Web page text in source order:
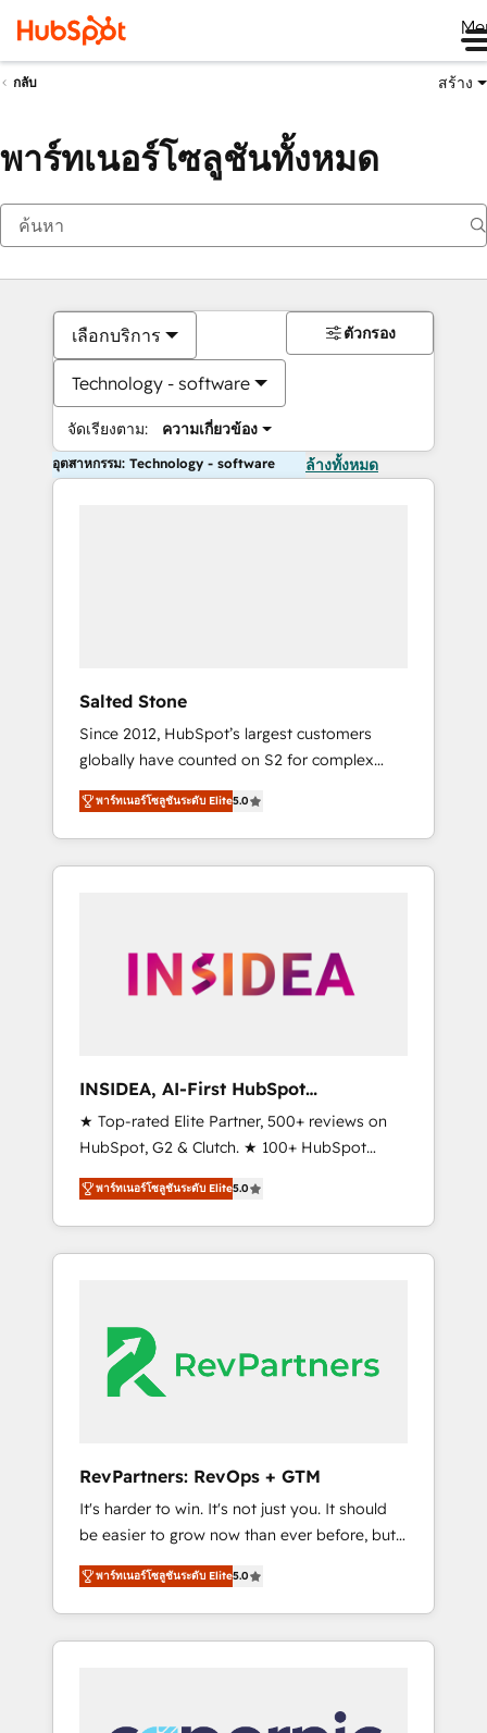
กลับ สร้าง
พาร์ทเนอร์โซลูชันทั้งหมด
เลือกบริการ
Technology - software
จัดเรียงตาม: ความเกี่ยวข้อง
ตัวกรอง
อุตสาหกรรม: Technology - software ล้างทั้งหมด
Salted Stone
Since 2012, HubSpot’s largest customers
globally have counted on S2 for complex
migrations, change management, systems
integration, and creative solutions that
deliver measurable impact and transform
brand experiences As one of the few full-
globally regionalized HubSpot websites,
integrated marketing campaigns, & RevOps
adoption with change-management
programs, and align marketing, sales, and
service to drive sustainable growth With 6
key HubSpot accreditations and experience
across hundreds of organizations in dozens
of industries, there’s a good chance one of
our globally integrated teams has worked
looking for...and get your next big initiative
moving!
พาร์ทเนอร์โซลูชันระดับ Elite5.0
INSIDEA, AI-First HubSpot
Onboarding & RevOps
★ Top-rated Elite Partner, 500+ reviews on
HubSpot, G2 & Clutch. ★ 100+ HubSpot
Certified Experts & Trainers across the team
★ 1,500+ implementations across five
continents ★ AI-First, RevOps-led,
Onboarding obsessed ★ Company of the
engine. We onboard your team, migrate your
data, and build AI-powered workflows that
drive adoption from week one, in your time
from any legacy CRM. Zero downtime, full
data integrity. ➤ Implementation: Configure
HubSpot to run your revenue process. Sales,
marketing, and service wired together. ➤ AI
and Integrations: Layer Breeze AI, custom
agents, and APIs to remove manual work. ➤
Ongoing Management: Monthly tune-ups,
portal? We are built for the work.
พาร์ทเนอร์โซลูชันระดับ Elite5.0
RevPartners: RevOps + GTM
It's harder to win. It's not just you. It should
be easier to grow now than ever before, but
it's not. So our focus is serving you, the
person responsible for the revenue number.
We do that by bridging the gap where
agencies fail: combining GTM strategy with
พาร์ทเนอร์โซลูชันระดับ Elite5.0